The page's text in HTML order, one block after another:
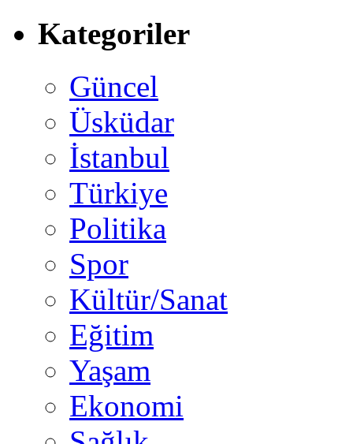
Kategoriler
Güncel
Üsküdar
İstanbul
Türkiye
Politika
Spor
Kültür/Sanat
Eğitim
Yaşam
Ekonomi